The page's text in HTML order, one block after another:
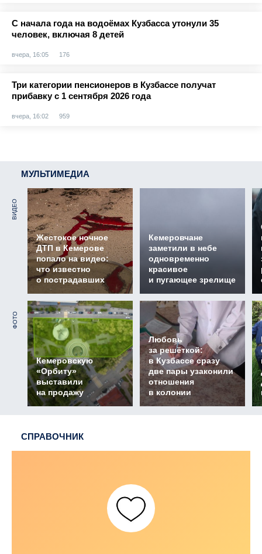
С начала года на водоёмах Кузбасса утонули 35
человек, включая 8 детей
вчера, 16:05 176
Три категории пенсионеров в Кузбассе получат
прибавку с 1 сентября 2026 года
вчера, 16:02 959
МУЛЬТИМЕДИА
ВИДЕО
Жестокое ночное
ДТП в Кемерове
попало на видео:
что известно
о пострадавших
Кемеровчане
заметили в небе
одновременно
красивое
и пугающее зрелище
ФОТО
Кемеровскую
«Орбиту»
выставили
на продажу
Любовь
за решёткой:
в Кузбассе сразу
две пары узаконили
отношения
в колонии
СПРАВОЧНИК